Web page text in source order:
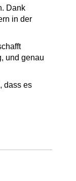
Dank
in der
und genau
dass es